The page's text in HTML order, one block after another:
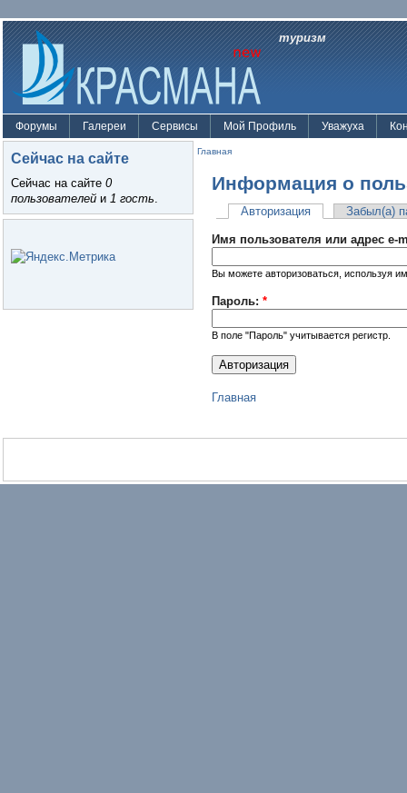
туризм
Форумы Галереи Сервисы Мой Профиль Уважуха
Сейчас на сайте
Сейчас на сайте 0
пользователей и 1 гость.
Главная
Информация о
Авторизация Забыл(а)
Имя пользователя или адрес e-
Вы можете авторизоваться, используя
Пароль: *
В поле "Пароль" учитывается регистр.
Главная